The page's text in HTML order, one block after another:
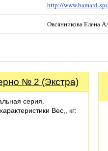
http://www.bamard-
Овсянникова Елена
№ 2 (Экстра)
серия.
Вес,, кг: